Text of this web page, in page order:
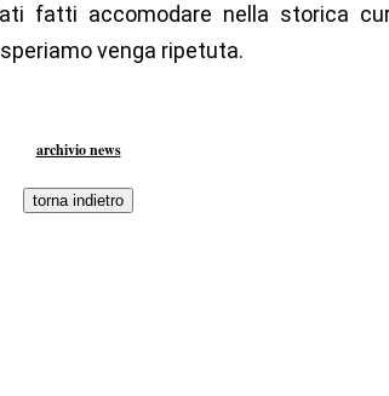
fatti accomodare nella storica
venga ripetuta.
archivio news